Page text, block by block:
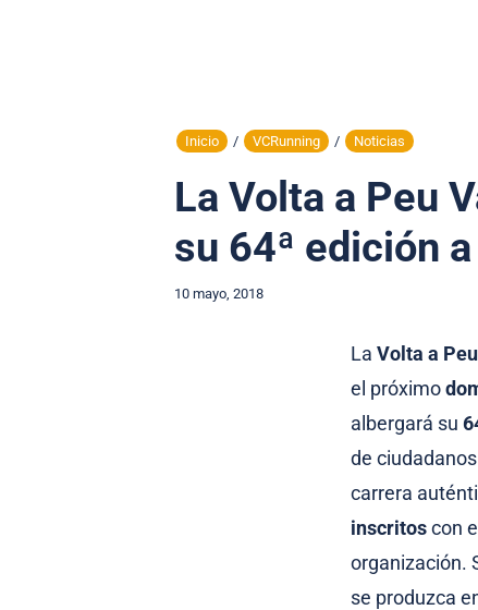
Inicio / VCRunning / Noticias
La Volta a Peu
su 64ª edición
10 mayo, 2018
La Volta a
el próximo
albergará su
de
carrera
inscritoscon
organización.
se produzca